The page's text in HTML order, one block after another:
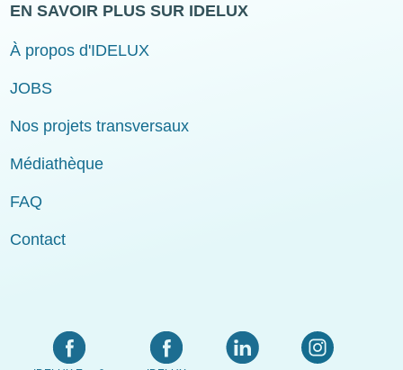
EN SAVOIR PLUS SUR IDELUX
À propos d'IDELUX
JOBS
Nos projets transversaux
Médiathèque
FAQ
Contact